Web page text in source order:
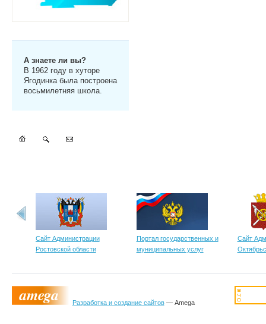
А знаете ли вы?
В 1962 году в хуторе
Ягодинка была построена
восьмилетняя школа.
Сайт Администрации
Ростовской области
Портал государственных и
муниципальных услуг
Сайт
Разработка и создание сайтов— Amega